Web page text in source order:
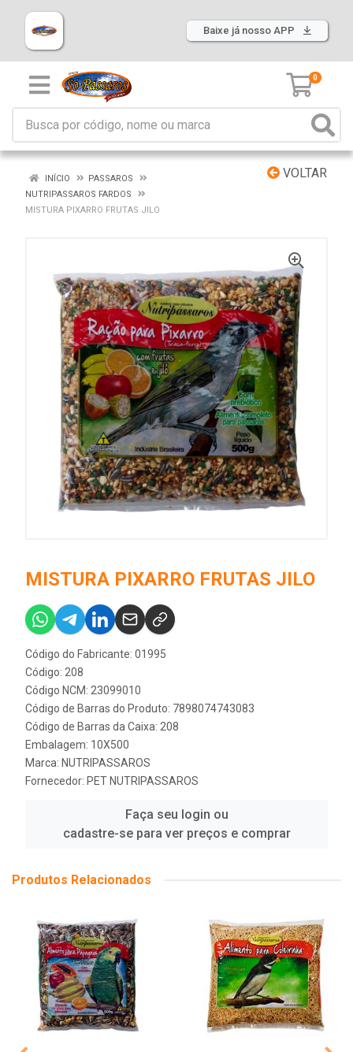
Baixe já nosso APP
0
VOLTAR
INÍCIO
PASSAROS
NUTRIPASSAROS FARDOS
MISTURA PIXARRO FRUTAS JILO
MISTURA PIXARRO FRUTAS JILO
Código do Fabricante: 01995
Código: 208
Código NCM: 23099010
Código de Barras do Produto: 7898074743083
Código de Barras da Caixa: 208
Embalagem: 10X500
Marca: NUTRIPASSAROS
Fornecedor: PET NUTRIPASSAROS
Faça seu login ou
cadastre-se para ver preços e comprar
Produtos Relacionados